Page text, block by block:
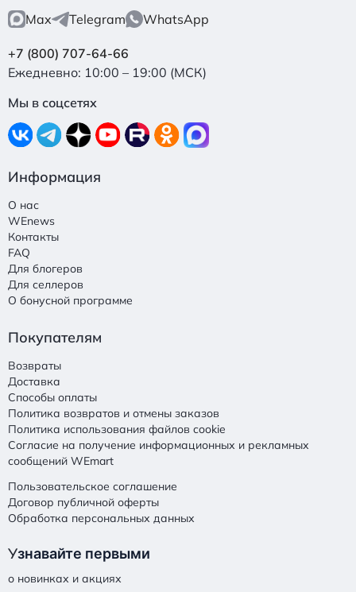
Max Telegram WhatsApp
+7 (800) 707-64-66
Ежедневно: 10:00 – 19:00 (МСК)
Мы в соцсетях
Информация
О нас
WEnews
Контакты
FAQ
Для блогеров
Для селлеров
О бонусной программе
Покупателям
Возвраты
Доставка
Способы оплаты
Политика возвратов и отмены заказов
Политика использования файлов cookie
Согласие на получение информационных и рекламных
сообщений WEmart
Пользовательское соглашение
Договор публичной оферты
Обработка персональных данных
Узнавайте первыми
о новинках и акциях